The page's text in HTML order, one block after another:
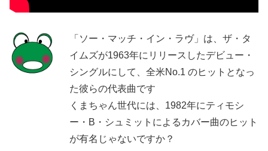
「ソー・マッチ・イン・ラヴ」は、ザ・タ
イムズが1963年にリリースしたデビュー・
シングルにして、全米No.1 のヒットとなっ
た彼らの代表曲です
くまちゃん世代には、1982年にティモシ
ー・B・シュミットによるカバー曲のヒット
が有名じゃないですか？